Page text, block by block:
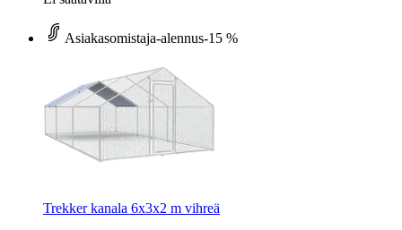
Asiakasomistaja-alennus-15 %
Trekker kanala 6x3x2 m vihreä